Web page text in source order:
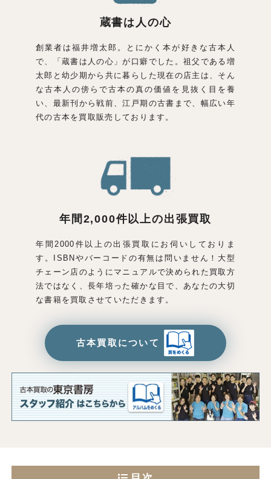
蔵書は人の心
創業者は福井増太郎。とにかく本が好きな古本人
で、「蔵書は人の心」が口癖でした。祖父である増
太郎と幼少期から共に暮らした現在の店主は、そん
な古本人の傍らで古本の真の価値を見抜く目を養
い、最新刊から戦前、江戸期の古書まで、幅広い年
代の古本を買取販売しております。
年間2,000件以上の出張買取
年間2000件以上の出張買取にお伺いしておりま
す。ISBNやバーコードの有無は問いません！大型
チェーン店のようにマニュアルで決められた買取方
法ではなく、長年培った確かな目で、あなたの大切
な書籍を買取させていただきます。
古本買取について